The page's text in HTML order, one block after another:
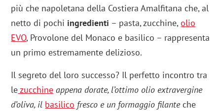
più che napoletana della Costiera Amalfitana che, al
netto di pochi ingredienti – pasta, zucchine,olio
EVO, Provolone del Monaco e basilico – rappresenta
un primo estremamente delizioso.
Il segreto del loro successo? Il perfetto incontro tra
lezucchine appena dorate, l’ottimo olio extravergine
d’oliva, il basilico fresco e un formaggio filanteche